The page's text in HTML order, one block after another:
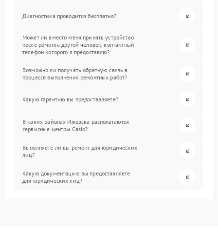
Диагностика проводится бесплатно?
Может ли вместо меня принять устройство
после ремонта другой человек, контактный
телефон которого я предоставлю?
Возможно ли получать обратную связь в
процессе выполнения ремонтных работ?
Какую гарантию вы предоставляете?
В каких районах Ижевска располагаются
сервисные центры Casio?
Выполняете ли вы ремонт для юридических
лиц?
Какую документацию вы предоставляете
для юридических лиц?